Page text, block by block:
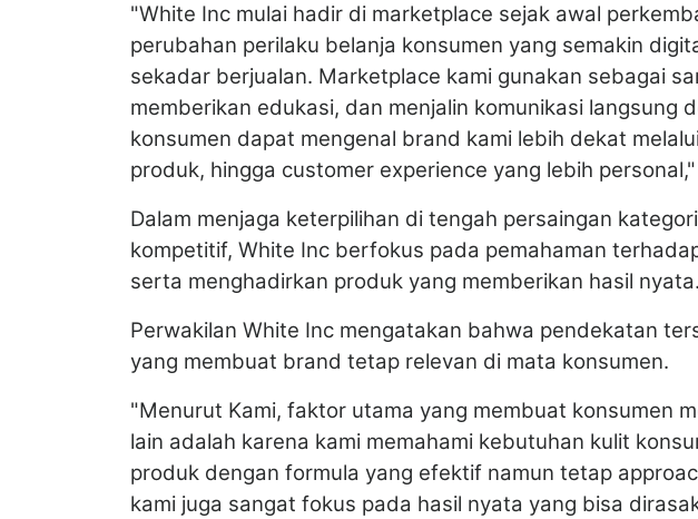
"White Inc mulai hadir di marketplace sejak awal
perubahan perilaku belanja konsumen yang semakin
sekadar berjualan. Marketplace kami gunakan sebagai
memberikan edukasi, dan menjalin komunikasi langsung
konsumen dapat mengenal brand kami lebih dekat
produk, hingga customer experience yang lebih
Dalam menjaga keterpilihan di tengah persaingan
kompetitif, White Inc berfokus pada pemahaman
serta menghadirkan produk yang memberikan hasil nyata.
Perwakilan White Inc mengatakan bahwa pendekatan
yang membuat brand tetap relevan di mata konsumen.
"Menurut Kami, faktor utama yang membuat konsumen
lain adalah karena kami memahami kebutuhan kulit
produk dengan formula yang efektif namun tetap
kami juga sangat fokus pada hasil nyata yang bisa